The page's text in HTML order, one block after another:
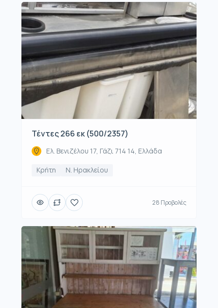
Τέντες 266 εκ (500/2357)
Ελ. Βενιζέλου 17, Γάζι 714 14, Ελλάδα
Κρήτη Ν. Ηρακλείου
28 Προβολές